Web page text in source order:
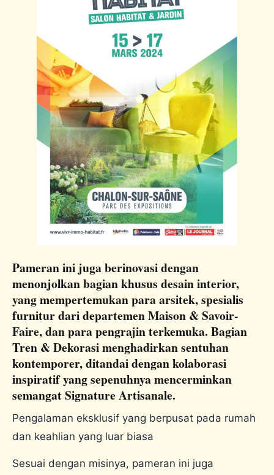
Pameran ini juga berinovasi dengan
menonjolkan bagian khusus desain interior,
yang mempertemukan para arsitek, spesialis
furnitur dari departemen Maison & Savoir-
Faire, dan para pengrajin terkemuka. Bagian
Tren & Dekorasi menghadirkan sentuhan
kontemporer, ditandai dengan kolaborasi
inspiratif yang sepenuhnya mencerminkan
semangat Signature Artisanale.
Pengalaman eksklusif yang berpusat pada rumah
dan keahlian yang luar biasa
Sesuai dengan misinya, pameran ini juga